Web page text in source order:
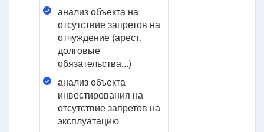
анализ объекта на
отсутствие запретов на
отчуждение (арест,
долговые
обязательства...)
анализ объекта
инвестирования на
отсутствие запретов на
эксплуатацию